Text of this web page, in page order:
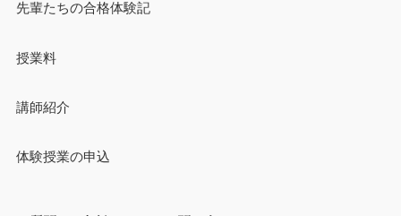
先輩たちの合格体験記
授業料
講師紹介
体験授業の申込